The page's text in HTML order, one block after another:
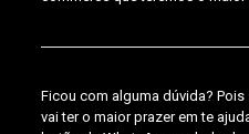
Ficou com alguma dúvida?
vai ter o maior prazer em te